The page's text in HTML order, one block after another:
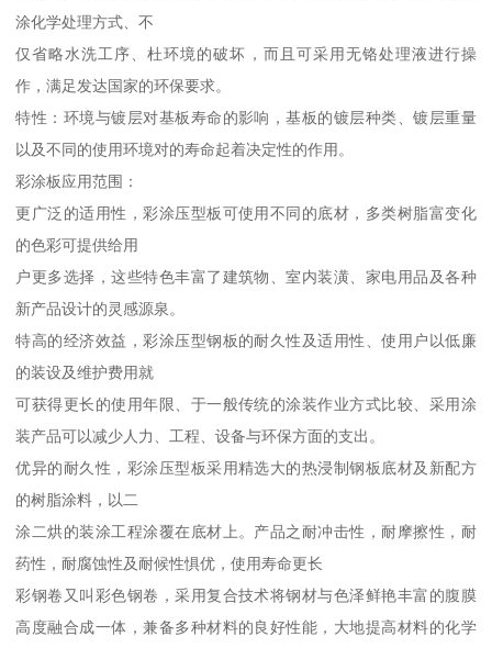
涂化学处理方式、不
仅省略水洗工序、杜环境的破坏，而且可采用无铬处理液进行操
作，满足发达国家的环保要求。
特性：环境与镀层对基板寿命的影响，基板的镀层种类、镀层重量
以及不同的使用环境对的寿命起着决定性的作用。
彩涂板应用范围：
更广泛的适用性，彩涂压型板可使用不同的底材，多类树脂富变化
的色彩可提供给用
户更多选择，这些特色丰富了建筑物、室内装潢、家电用品及各种
新产品设计的灵感源泉。
特高的经济效益，彩涂压型钢板的耐久性及适用性、使用户以低廉
的装设及维护费用就
可获得更长的使用年限、于一般传统的涂装作业方式比较、采用涂
装产品可以减少人力、工程、设备与环保方面的支出。
优异的耐久性，彩涂压型板采用精选大的热浸制钢板底材及新配方
的树脂涂料，以二
涂二烘的装涂工程涂覆在底材上。产品之耐冲击性，耐摩擦性，耐
药性，耐腐蚀性及耐候性惧优，使用寿命更长
彩钢卷又叫彩色钢卷，采用复合技术将钢材与色泽鲜艳丰富的腹膜
高度融合成一体，兼备多种材料的良好性能，大地提高材料的化学